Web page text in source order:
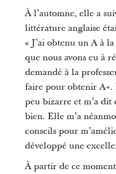
À l’automne, elle a
littérature anglaise
« J’ai obtenu un A à
que nous avons eu à
demandé à la
faire pour obtenir A+.
peu bizarre et m’a dit
bien. Elle m’a
conseils pour
développé une
À partir de ce